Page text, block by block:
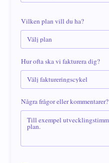
Vilken plan vill du ha?
Hur ofta ska vi fakturera dig?
Några frågor eller kommentarer?